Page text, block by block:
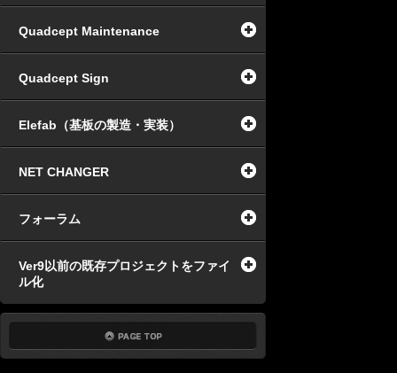
Quadcept Maintenance
Quadcept Sign
Elefab（基板の製造・実装）
NET CHANGER
フォーラム
Ver9以前の既存プロジェクトをファイ
ル化